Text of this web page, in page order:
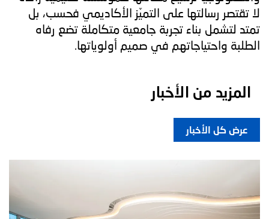
لا تقتصر رسالتها على التميّز الأكاديمي فحسب، بل
تمتد لتشمل بناء تجربة جامعية متكاملة تضع رفاه
الطلبة واحتياجاتهم في صميم أولوياتها.
المزيد من الأخبار
عرض كل الأخبار